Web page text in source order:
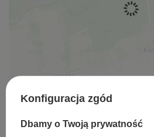
Leaflet
Konfiguracja zgód
Dbamy o Twoją prywatność